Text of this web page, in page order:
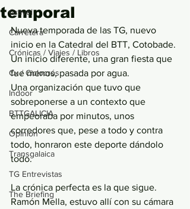
Gravel
Carretera
Crónicas / Viajes / Libros
Cx / Ciclocrós
Indoor
BTTGALICIA
Opinión
Transgalaica
TG Entrevistas
The Briefing
temporal
Nueva temporada de las TG, nuevo
inicio en la Catedral del BTT, Cotobade.
Un inicio diferente, una gran fiesta que
fue menos, pasada por agua.
Una organización que tuvo que
sobreponerse a un contexto que
empeoraba por minutos, unos
corredores que, pese a todo y contra
todo, honraron este deporte dándolo
todo.
La crónica perfecta es la que sigue.
Ramón Mella, estuvo allí con su cámara